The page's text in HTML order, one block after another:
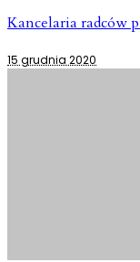
Kancelaria radców
15 grudnia 2020